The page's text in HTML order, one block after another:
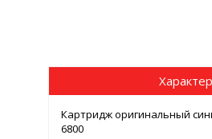
Картридж оригинальный
6800